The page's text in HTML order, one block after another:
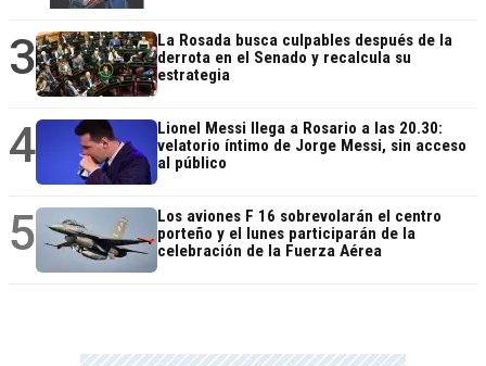
3
La Rosada busca culpables después de la
derrota en el Senado y recalcula su
estrategia
4
Lionel Messi llega a Rosario a las 20.30:
velatorio íntimo de Jorge Messi, sin acceso
al público
5
Los aviones F 16 sobrevolarán el centro
porteño y el lunes participarán de la
celebración de la Fuerza Aérea